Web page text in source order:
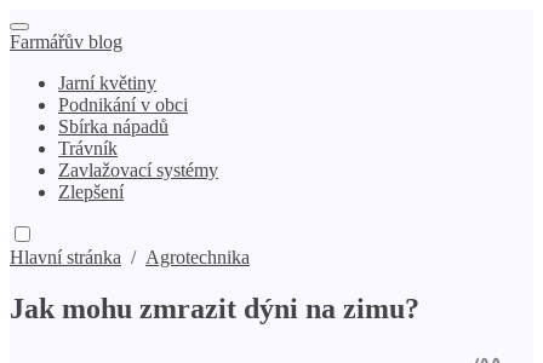
Farmářův blog
Jarní květiny
Podnikání v obci
Sbírka nápadů
Trávník
Zavlažovací systémy
Zlepšení
Hlavní stránka / Agrotechnika
Jak mohu zmrazit dýni na zimu?